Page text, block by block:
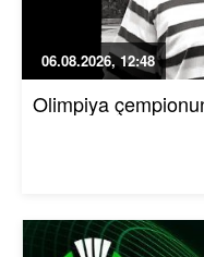
06.08.2026, 12:48
Olimpiya